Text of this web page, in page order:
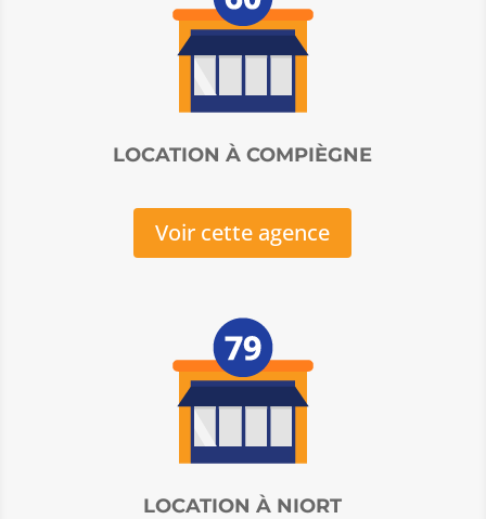
LOCATION À COMPIÈGNE
Voir cette agence
LOCATION À NIORT